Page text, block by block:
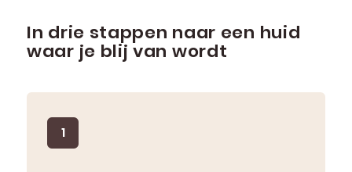
In drie stappen naar een huid
waar je blij van wordt
1